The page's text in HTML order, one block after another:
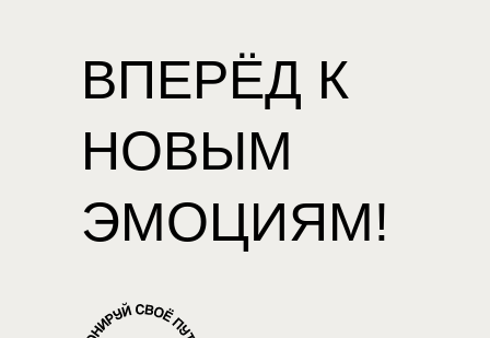
ВПЕРЁД К
НОВЫМ
ЭМОЦИЯМ!